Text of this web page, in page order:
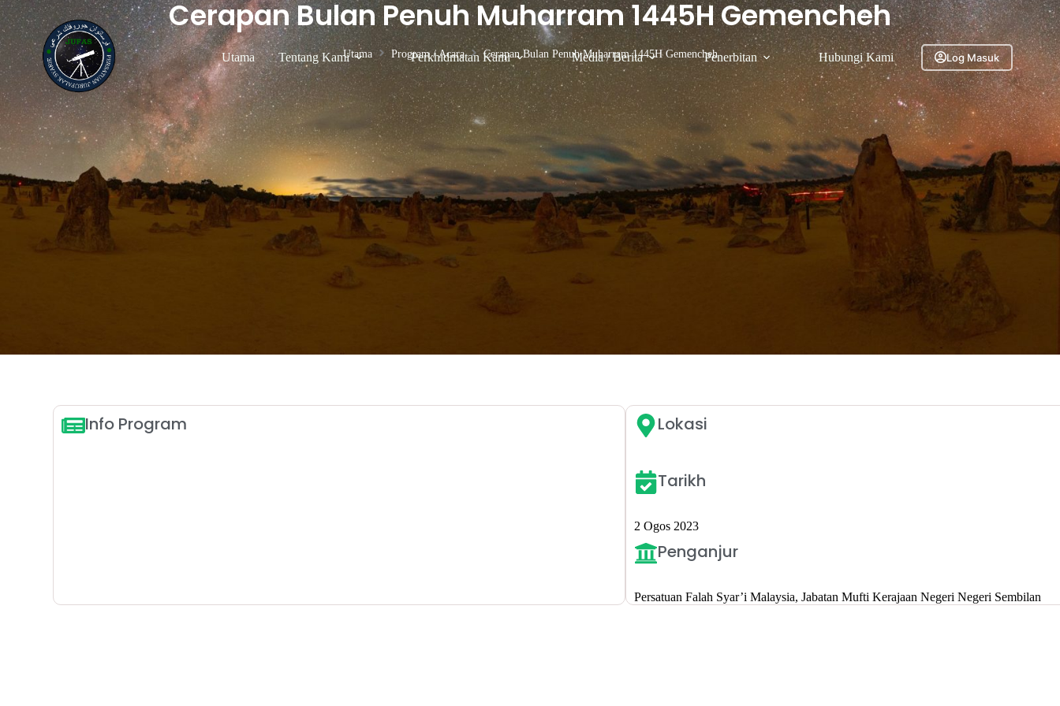
Utama Tentang Kami Perkhidmatan Kami Media / Berita Penerbitan Hubungi Kami Log Masuk
Cerapan Bulan Penuh Muharram 1445H Gemencheh
Utama Program / Acara Cerapan Bulan Penuh Muharram 1445H Gemencheh
Info Program Lokasi
Tarikh
2 Ogos 2023
Penganjur
Persatuan Falah Syar’i Malaysia, Jabatan Mufti Kerajaan Negeri Negeri Sembilan